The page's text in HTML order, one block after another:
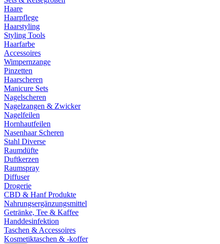
Haare
Haarpflege
Haarstyling
Styling Tools
Haarfarbe
Accessoires
Wimpernzange
Pinzetten
Haarscheren
Manicure Sets
Nagelscheren
Nagelzangen & Zwicker
Nagelfeilen
Hornhautfeilen
Nasenhaar Scheren
Stahl Diverse
Raumdüfte
Duftkerzen
Raumspray
Diffuser
Drogerie
CBD & Hanf Produkte
Nahrungsergänzungsmittel
Getränke, Tee & Kaffee
Handdesinfektion
Taschen & Accessoires
Kosmetiktaschen & -koffer